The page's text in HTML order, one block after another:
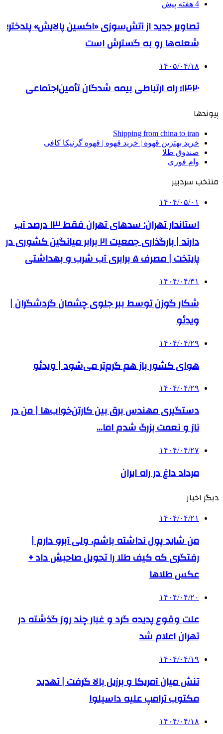
4 هفته پیش
تصاویر جدید از آتش‌سوزی «اکسین پالایش» پلدختر؛
شعله‌ها رو به گسترش است
۱۴۰۵/۰۴/۱۸
۱۴۲۰؛ راه ارتباطی بیمه شدگان تأمین‌اجتماعی
پیوندها
Shipping from china to iran
خرید بهترین قهوه | خرید قهوه | قهوه گرنیکا کافی
صندوق طلا
وام فوری
منتخب سردبیر
۱۴۰۴/۰۵/۰۱
استاندار تهران: سدهای تهران فقط ۱۳ درصد آب
دارند | بارگذاری جمعیت ۲۱ برابر میانگین کشوری در
پایتخت | مصرف ۵ برابری آب شرب و بهداشتی
۱۴۰۴/۰۴/۳۱
شکار گوزن توسط ببر جلوی چشمان گردشگران |
ویدئو
۱۴۰۴/۰۴/۲۹
هوای کشور باز هم گرم‌تر می‌شود | ویدئو
۱۴۰۴/۰۴/۲۹
دستگیری مهندس برق بین کارتن‌خواب‌ها | من در
ناز و نعمت بزرگ شدم اما…
۱۴۰۴/۰۴/۲۷
مرداد داغ در راه ایران
دیگر اخبار
۱۴۰۴/۰۴/۲۱
من شاید پول نداشته باشم، ولی آبرو دارم |
رفتگری که کیف طلا را تحویل صاحبش داد +
عکس طلاها
۱۴۰۴/۰۴/۲۰
علت وقوع پدیده گرد و غبار چند روز گذشته در
تهران اعلام شد
۱۴۰۴/۰۴/۱۹
تنش میان آمریکا و برزیل بالا گرفت | تهدید
مکتوب ترامپ علیه داسیلوا
۱۴۰۴/۰۴/۱۸